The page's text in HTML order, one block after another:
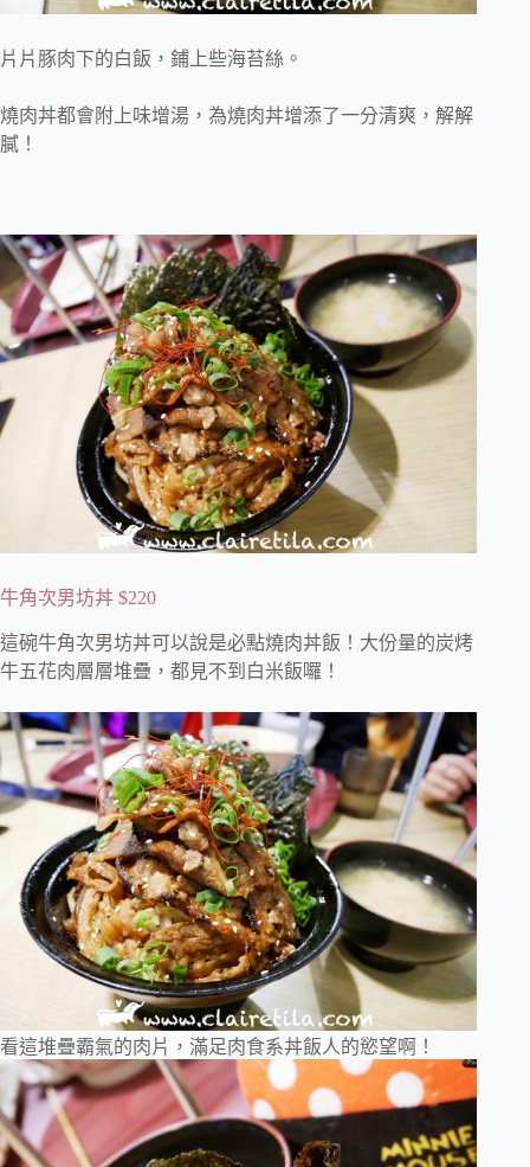
片片豚肉下的白飯，鋪上些海苔絲。
燒肉丼都會附上味增湯，為燒肉丼增添了一分清爽，解解
膩！
牛角次男坊丼 $220
這碗牛角次男坊丼可以說是必點燒肉丼飯！大份量的炭烤
牛五花肉層層堆疊，都見不到白米飯囉！
看這堆疊霸氣的肉片，滿足肉食系丼飯人的慾望啊！